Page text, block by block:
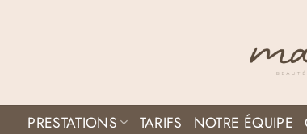
PRESTATIONS TARIFS NOTRE ÉQUIPE